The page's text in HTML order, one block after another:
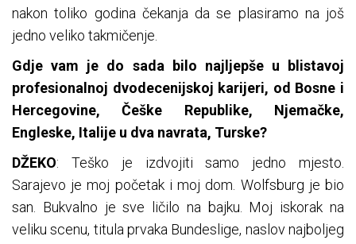
nakon toliko godina čekanja da se plasiramo na još
jedno veliko takmičenje.
Gdje vam je do sada bilo najljepše u blistavoj
profesionalnoj dvodecenijskoj karijeri, od Bosne i
Hercegovine, Češke Republike, Njemačke,
Engleske, Italije u dva navrata, Turske?
DŽEKO: Teško je izdvojiti samo jedno mjesto.
Sarajevo je moj početak i moj dom. Wolfsburg je bio
san. Bukvalno je sve ličilo na bajku. Moj iskorak na
veliku scenu, titula prvaka Bundeslige, naslov najboljeg